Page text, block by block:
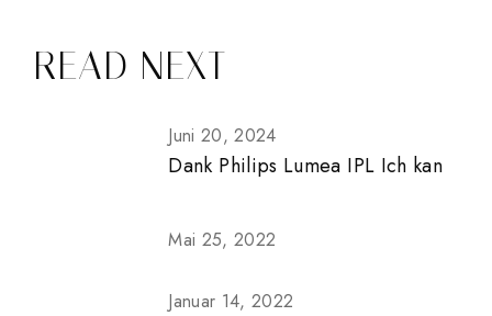
READ NEXT
Juni 20, 2024
Dank Philips Lumea IPL Ich kan
Mai 25, 2022
Januar 14, 2022